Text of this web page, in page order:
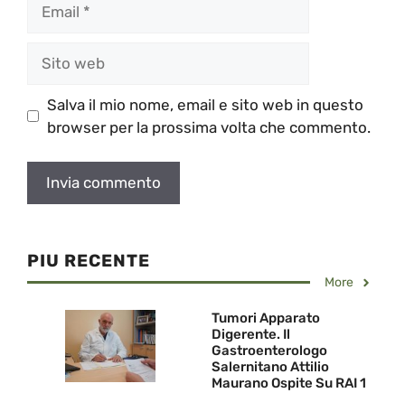
web
Salva il mio nome, email e sito web in questo
browser per la prossima volta che commento.
PIU RECENTE
More
Tumori Apparato
Digerente. Il
Gastroenterologo
Salernitano Attilio
Maurano Ospite Su RAI 1